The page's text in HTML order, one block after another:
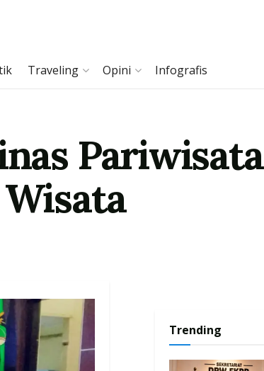
Traveling Opini Infografis
Pariwisata
Trending